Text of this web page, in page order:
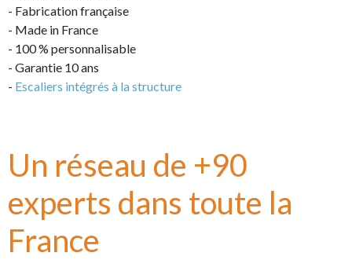
- Fabrication française
- Made in France
- 100 % personnalisable
- Garantie 10 ans
- Escaliers intégrés à la structure
Un réseau de +90
experts dans toute la
France